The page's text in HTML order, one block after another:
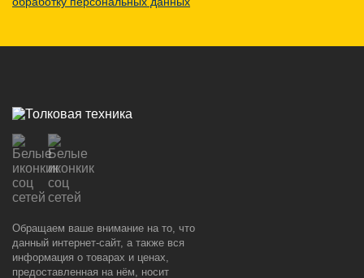
Обращаем ваше внимание на то, что
данный интернет-сайт, а также вся
информация о товарах и ценах,
предоставленная на нём, носит